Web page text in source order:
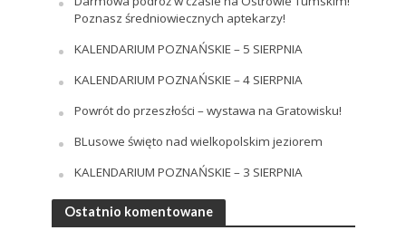
Poznasz średniowiecznych aptekarzy!
KALENDARIUM POZNAŃSKIE – 5 SIERPNIA
KALENDARIUM POZNAŃSKIE – 4 SIERPNIA
Powrót do przeszłości – wystawa na Gratowisku!
BLusowe święto nad wielkopolskim jeziorem
KALENDARIUM POZNAŃSKIE – 3 SIERPNIA
Ostatnio komentowane